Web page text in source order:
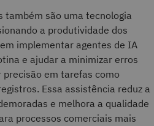
também são uma tecnologia
a produtividade dos
implementar agentes de IA
e ajudar a minimizar erros
em tarefas como
Essa assistência reduz a
e melhora a qualidade
processos comerciais mais